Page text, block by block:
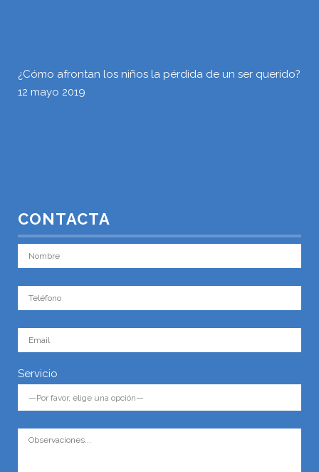
¿Cómo afrontan los niños la pérdida de un ser querido?
12 mayo 2019
CONTACTA
Servicio